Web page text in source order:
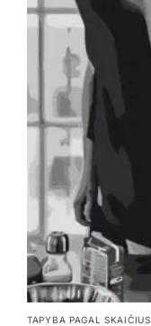
TAPYBA PAGAL SKAIČIUS